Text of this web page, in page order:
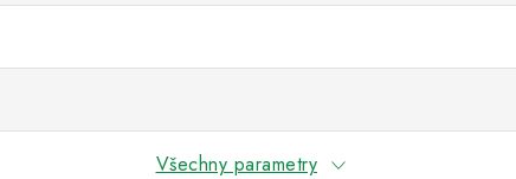
Všechny parametry